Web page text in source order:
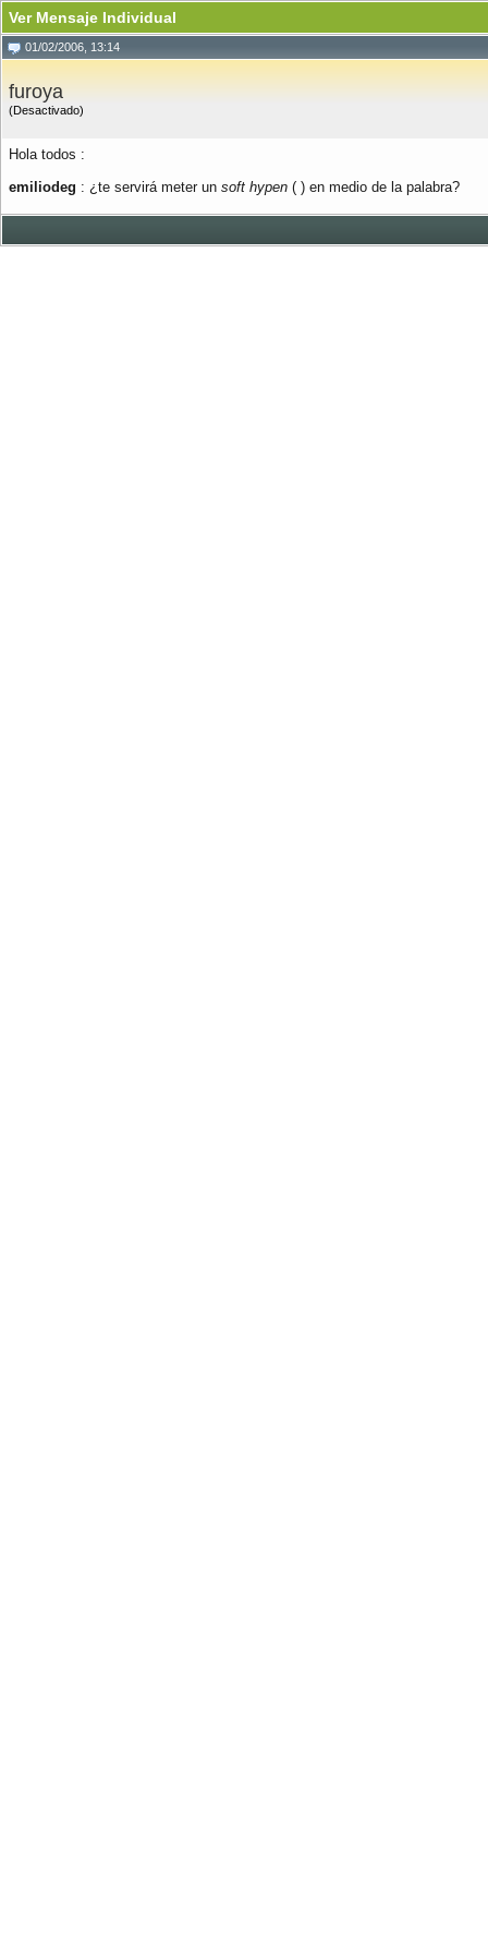
Ver Mensaje Individual
01/02/2006, 13:14
furoya
(Desactivado)
Hola todos :
emiliodeg : ¿te servirá meter un soft hypen ( ) en medio de la palabra?